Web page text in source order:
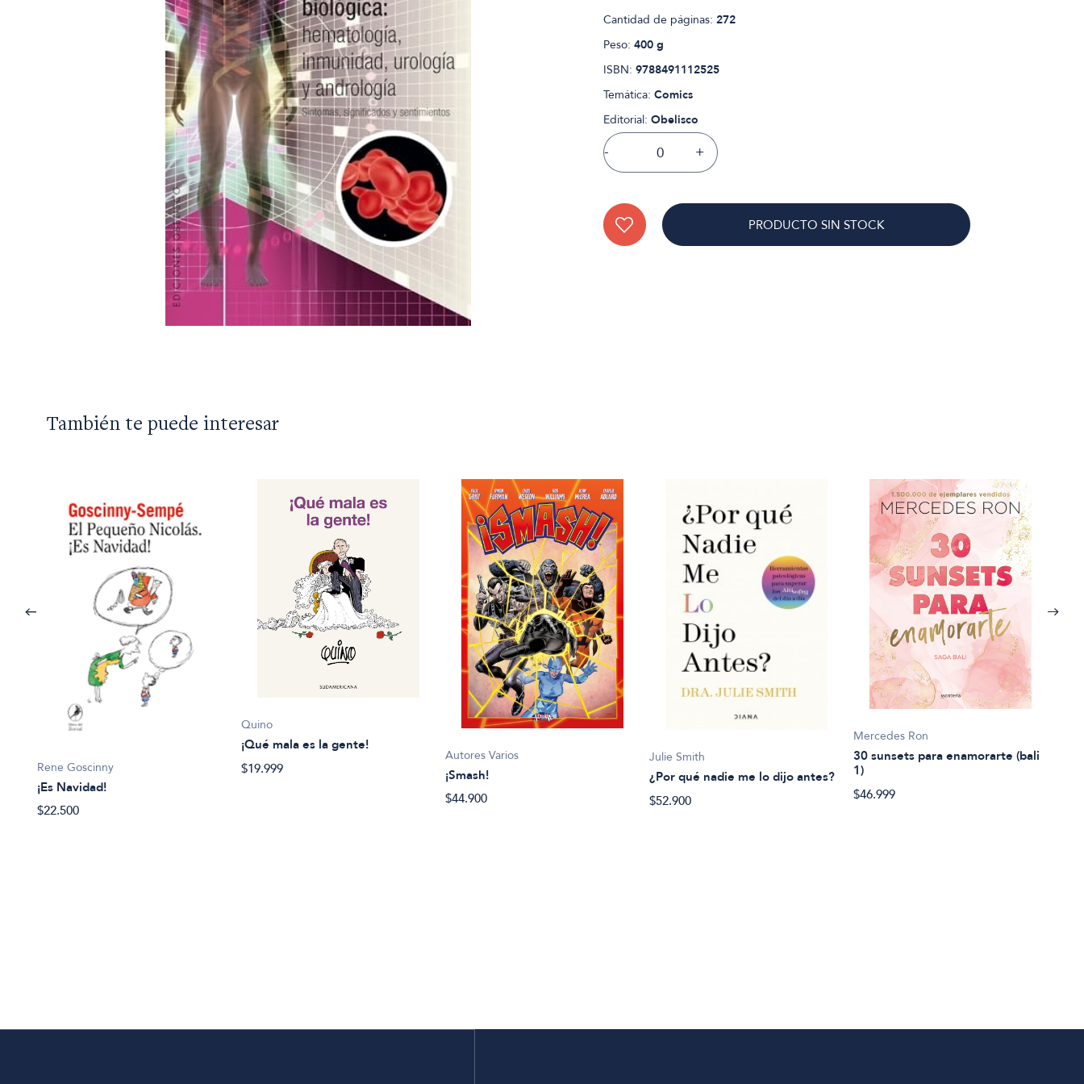
Cantidad de páginas: 272
Peso: 400 g
ISBN: 9788491112525
Temática: Comics
Editorial: Obelisco
- +
PRODUCTO SIN STOCK
También te puede interesar
Rene Goscinny
¡Es Navidad!
$22.500
Quino
¡Qué mala es la gente!
$19.999
Autores Varios
¡Smash!
$44.900
Julie Smith
¿Por qué nadie me lo dijo antes?
$52.900
Mercedes Ron
30 sunsets para enamorarte (bali
1)
$46.999